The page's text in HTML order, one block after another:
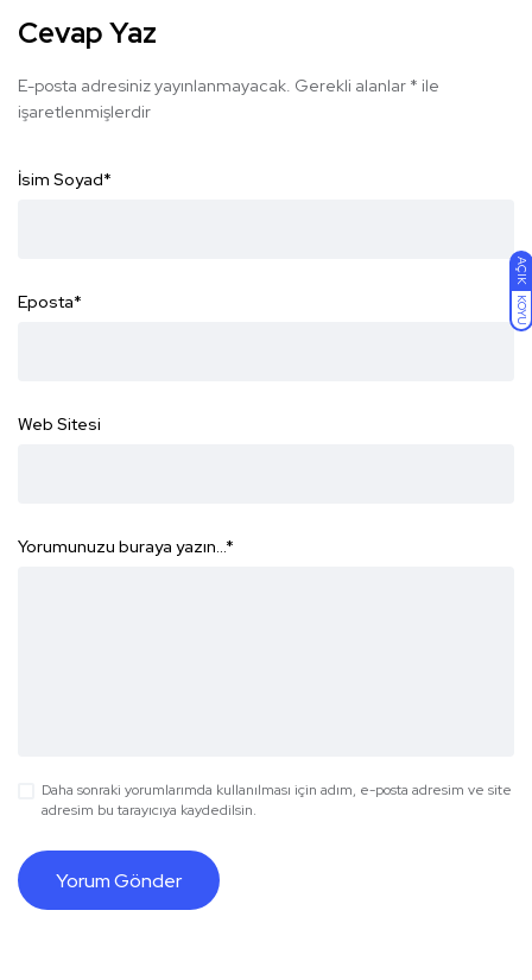
AÇIK
KOYU
Cevap Yaz
E-posta adresiniz yayınlanmayacak. Gerekli alanlar * ile
işaretlenmişlerdir
İsim Soyad*
Eposta*
Web Sitesi
Yorumunuzu buraya yazın...*
Daha sonraki yorumlarımda kullanılması için adım, e-posta adresim ve site
adresim bu tarayıcıya kaydedilsin.